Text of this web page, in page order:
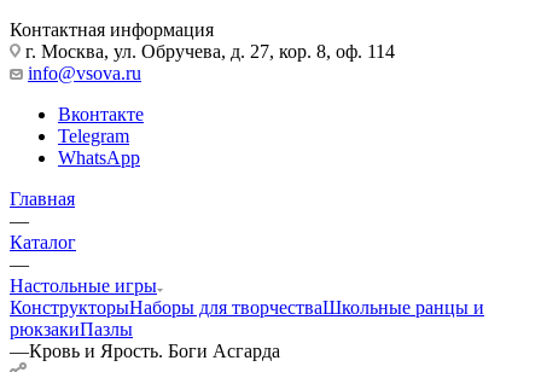
Контактная информация
г. Москва, ул. Обручева, д. 27, кор. 8, оф. 114
info@vsova.ru
Вконтакте
Telegram
WhatsApp
Главная
—
Каталог
—
Настольные игры
КонструкторыНаборы для творчестваШкольные ранцы и
рюкзакиПазлы
—Кровь и Ярость. Боги Асгарда